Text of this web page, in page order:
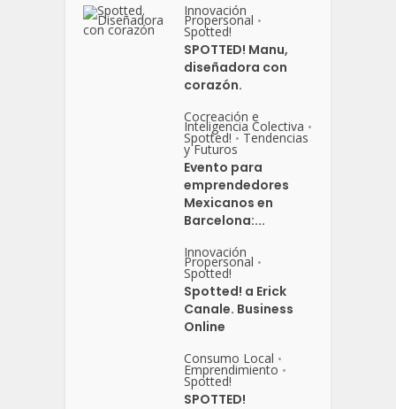
Innovación
Propersonal •
Spotted!
SPOTTED! Manu,
diseñadora con
corazón.
Cocreación e
Inteligencia Colectiva •
Spotted! • Tendencias
y Futuros
Evento para
emprendedores
Mexicanos en
Barcelona:...
Innovación
Propersonal •
Spotted!
Spotted! a Erick
Canale. Business
Online
Consumo Local •
Emprendimiento •
Spotted!
SPOTTED!